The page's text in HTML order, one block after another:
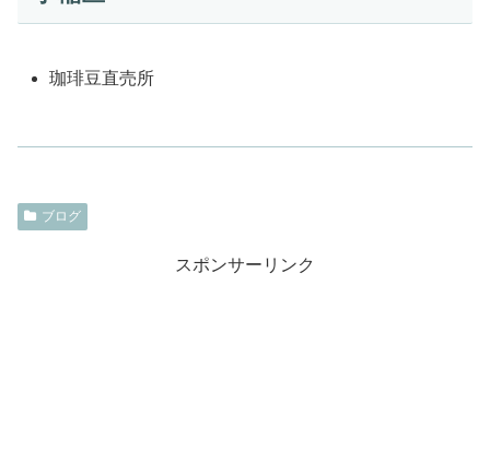
珈琲豆直売所
ブログ
スポンサーリンク